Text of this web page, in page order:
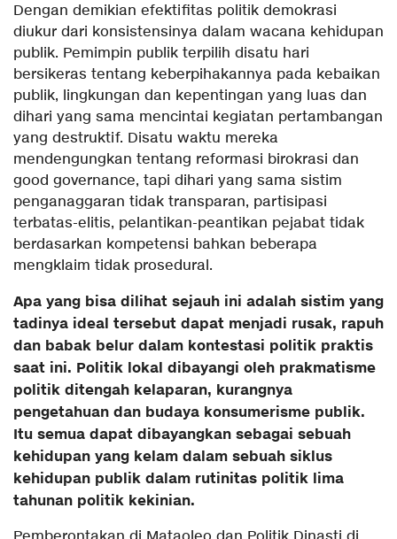
Dengan demikian efektifitas politik demokrasi
diukur dari konsistensinya dalam wacana kehidupan
publik. Pemimpin publik terpilih disatu hari
bersikeras tentang keberpihakannya pada kebaikan
publik, lingkungan dan kepentingan yang luas dan
dihari yang sama mencintai kegiatan pertambangan
yang destruktif. Disatu waktu mereka
mendengungkan tentang reformasi birokrasi dan
good governance, tapi dihari yang sama sistim
penganaggaran tidak transparan, partisipasi
terbatas-elitis, pelantikan-peantikan pejabat tidak
berdasarkan kompetensi bahkan beberapa
mengklaim tidak prosedural.
Apa yang bisa dilihat sejauh ini adalah sistim yang
tadinya ideal tersebut dapat menjadi rusak, rapuh
dan babak belur dalam kontestasi politik praktis
saat ini. Politik lokal dibayangi oleh prakmatisme
politik ditengah kelaparan, kurangnya
pengetahuan dan budaya konsumerisme publik.
Itu semua dapat dibayangkan sebagai sebuah
kehidupan yang kelam dalam sebuah siklus
kehidupan publik dalam rutinitas politik lima
tahunan politik kekinian.